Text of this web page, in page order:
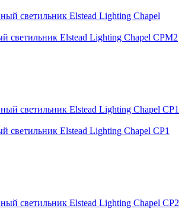
светильник Elstead Lighting Chapel CPM2
светильник Elstead Lighting Chapel CP1